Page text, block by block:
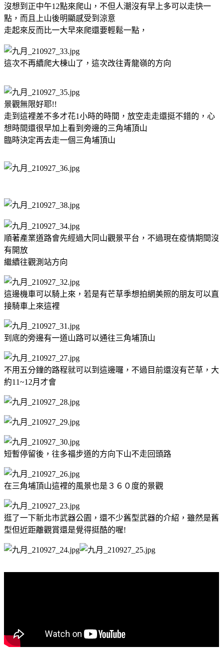
沒想到正中午12點來爬山，不但人潮沒有早上多可以走快一
點，而且上山後明顯感受到涼意
走起來反而比一大早來爬還要輕鬆一點，
這次不再續爬大棟山了，這次改往青龍嶺的方向
景觀無限好耶!!
走到這裡差不多才花1小時的時間，放空走走還挺不錯的，心
想時間還很早加上看到旁邊的三角埔頂山
臨時決定再去走一個三角埔頂山
順著產業道路會先經過大同山觀景平台，不過現在疫情期間沒
有開放
繼續往觀測站方向
這邊機車可以騎上來，若是有芒草季想拍網美照的朋友可以直
接騎車上來這裡
到底的旁邊有一道山路可以通往三角埔頂山
不用五分鐘的路程就可以到這邊囉，不過目前還沒有芒草，大
約11~12月才會
短暫停留後，往多福步道的方向下山不走回頭路
在三角埔頂山這裡的風景也是３６０度的景觀
逛了一下新北市武器公園，還不少舊型武器的介紹，雖然是舊
型但近距離觀賞還是覺得挺酷的喔!